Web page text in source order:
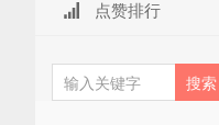
点赞排行